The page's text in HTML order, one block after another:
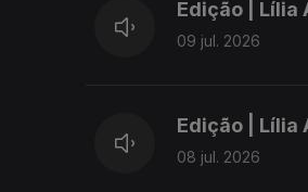
Edição | Lília
09 jul. 2026
Edição | Lília
08 jul. 2026